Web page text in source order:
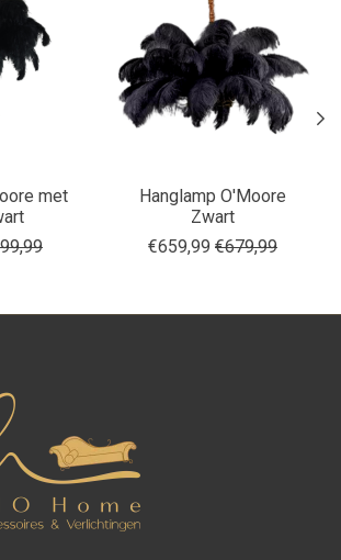
met
Hanglamp O'Moore
Zwart
€659,99 €679,99